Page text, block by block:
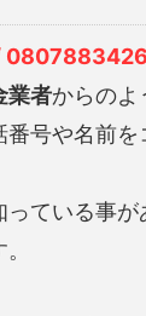
業者からのよ
号や名前を
っている事が